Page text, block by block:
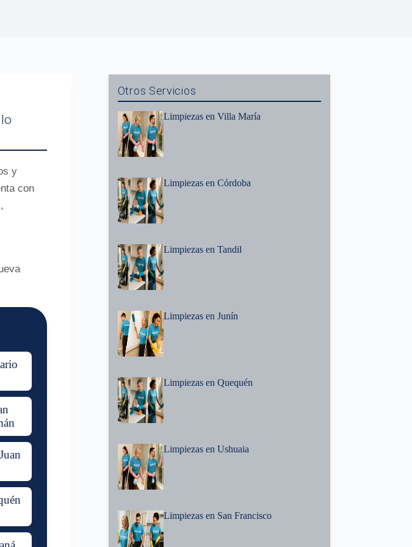
y
con
Otros Servicios
Limpiezas en Villa María
Limpiezas en Córdoba
Limpiezas en Tandil
Limpiezas en Junín
Limpiezas en Quequén
Limpiezas en Ushuaia
Limpiezas en San Francisco